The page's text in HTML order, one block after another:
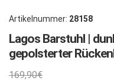
Artikelnummer: 28158
Lagos Barstuhl |
gepolsterter
169,90€